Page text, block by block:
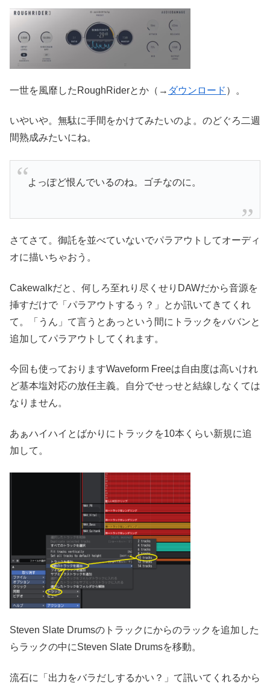
一世を風靡したRoughRiderとか（→ ダウンロード ）。
いやいや。無駄に手間をかけてみたいのよ。のどぐろ二週
間熟成みたいにね。
よっぽど恨んでいるのね。ゴチなのに。
さてさて。御託を並べていないでパラアウトしてオーディ
オに描いちゃおう。
Cakewalkだと、何しろ至れり尽くせりDAWだから音源を
挿すだけで「パラアウトするぅ？」とか訊いてきてくれ
て。「うん」て言うとあっという間にトラックをババンと
追加してパラアウトしてくれます。
今回も使っておりますWaveform Freeは自由度は高いけれ
ど基本塩対応の放任主義。自分でせっせと結線しなくては
なりません。
あぁハイハイとばかりにトラックを10本くらい新規に追
加して。
Steven Slate Drumsのトラックにからのラックを追加した
らラックの中にSteven Slate Drumsを移動。
流石に「出力をバラだしするかい？」て訊いてくれるから